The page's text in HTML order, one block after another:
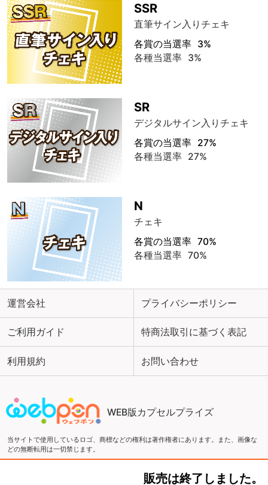
SSR
直筆サイン入りチェキ
各賞の当選率 3%
各種当選率 3%
SR
デジタルサイン入りチェキ
各賞の当選率 27%
各種当選率 27%
N
チェキ
各賞の当選率 70%
各種当選率 70%
販売は終了しました。
運営会社 プライバシーポリシー
ご利用ガイド 特商法取引に基づく表記
利用規約 お問い合わせ
WEB版カプセルプライズ
当サイトで使用しているロゴ、商標などの権利は著作権者にあります。また、画像な
どの無断転用は一切禁じます。
Copyright ©2016 ウェブポン and ZEN Co., LTD. All Rights Reserved.